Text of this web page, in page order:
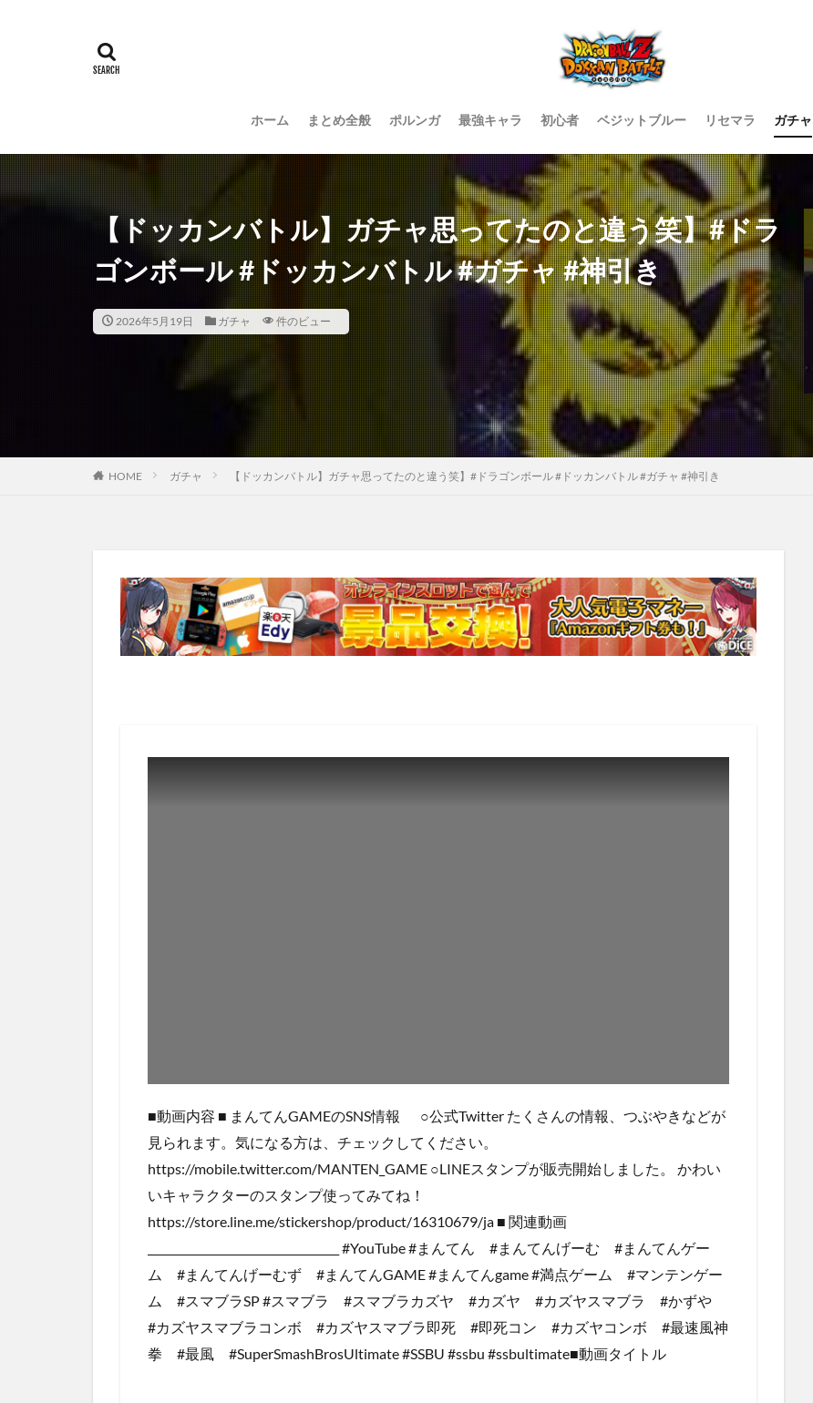
ホーム まとめ全般 ポルンガ 最強キャラ 初心者 ベジットブルー リセマラ ガチャ
【ドッカンバトル】ガチャ思ってたのと違う笑】#ドラ
ゴンボール #ドッカンバトル #ガチャ #神引き
2026年5月19日 ガチャ 件のビュー
HOME ガチャ 【ドッカンバトル】ガチャ思ってたのと違う笑】#ドラゴンボール #ドッカンバトル #ガチャ #神引き
■動画内容 ■ まんてんGAMEのSNS情報 ○公式Twitter たくさんの情報、つぶやきなどが
見られます。気になる方は、チェックしてください。
https://mobile.twitter.com/MANTEN_GAME ○LINEスタンプが販売開始しました。 かわい
いキャラクターのスタンプ使ってみてね！
https://store.line.me/stickershop/product/16310679/ja ■ 関連動画
___________________________________ #YouTube #まんてん #まんてんげーむ #まんてんゲー
ム #まんてんげーむず #まんてんGAME #まんてんgame #満点ゲーム #マンテンゲー
ム #スマブラSP #スマブラ #スマブラカズヤ #カズヤ #カズヤスマブラ #かずや
#カズヤスマブラコンボ #カズヤスマブラ即死 #即死コン #カズヤコンボ #最速風神
拳 #最風 #SuperSmashBrosUltimate #SSBU #ssbu #ssbultimate■動画タイトル